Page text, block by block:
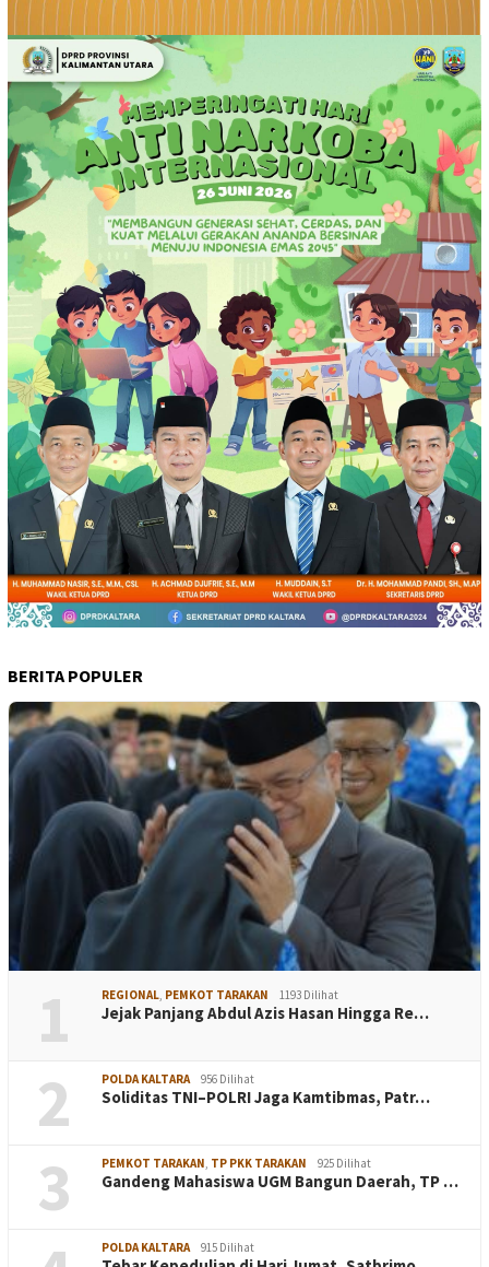
BERITA POPULER
1 REGIONAL, PEMKOT TARAKAN 1193 Dilihat
Jejak Panjang Abdul Azis Hasan Hingga Re…
2 POLDA KALTARA 956 Dilihat
Soliditas TNI–POLRI Jaga Kamtibmas, Patr…
3 PEMKOT TARAKAN, TP PKK TARAKAN 925 Dilihat
Gandeng Mahasiswa UGM Bangun Daerah, TP …
POLDA KALTARA 915 Dilihat